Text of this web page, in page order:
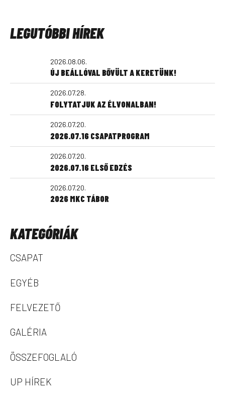
LEGUTÓBBI HÍREK
2026.08.06.
ÚJ BEÁLLÓVAL BŐVÜLT A KERETÜNK!
2026.07.28.
FOLYTATJUK AZ ÉLVONALBAN!
2026.07.20.
2026.07.16 CSAPATPROGRAM
2026.07.20.
2026.07.16 ELSŐ EDZÉS
2026.07.20.
2026 MKC TÁBOR
KATEGÓRIÁK
CSAPAT
EGYÉB
FELVEZETŐ
GALÉRIA
ÖSSZEFOGLALÓ
UP HÍREK